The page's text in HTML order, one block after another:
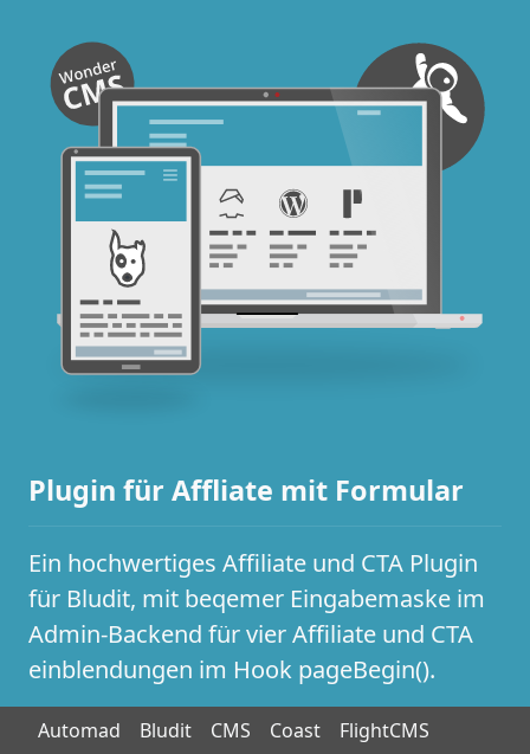
Plugin für Affliate mit Formular
Ein hochwertiges Affiliate und CTA Plugin
für Bludit, mit beqemer Eingabemaske im
Admin-Backend für vier Affiliate und CTA
einblendungen im Hook pageBegin().
Automad Bludit CMS Coast
FlightCMS